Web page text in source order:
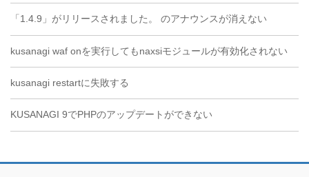
「1.4.9」がリリースされました。 のアナウンスが消えない
kusanagi waf onを実行してもnaxsiモジュールが有効化されない
kusanagi restartに失敗する
KUSANAGI 9でPHPのアップデートができない